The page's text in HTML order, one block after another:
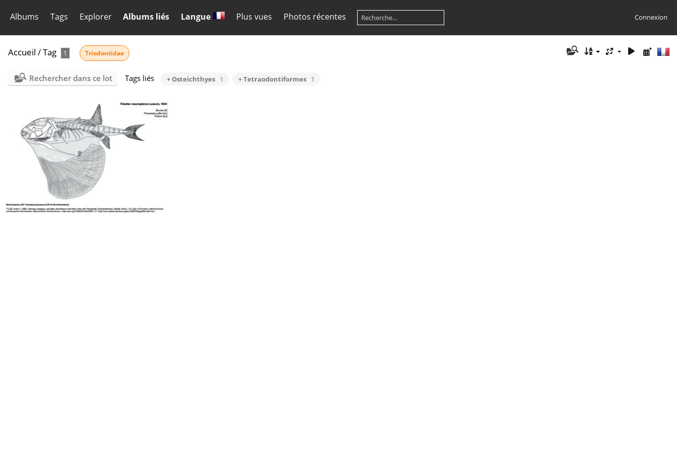
Albums Tags Explorer Albums liés Langue Plus vues Photos récentes Connexion
Accueil /Tag 1 Triodontidae
Rechercher dans ce lot Tags liés + Osteichthyes 1 + Tetraodontiformes 1